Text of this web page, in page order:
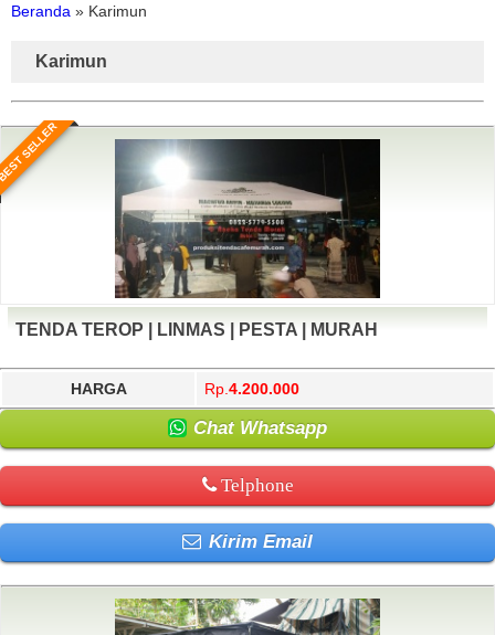
Beranda » Karimun
Karimun
SELLER
TENDA TEROP | LINMAS | PESTA | MURAH
HARGA Rp. 4.200.000
Chat Whatsapp
Telphone
Kirim Email